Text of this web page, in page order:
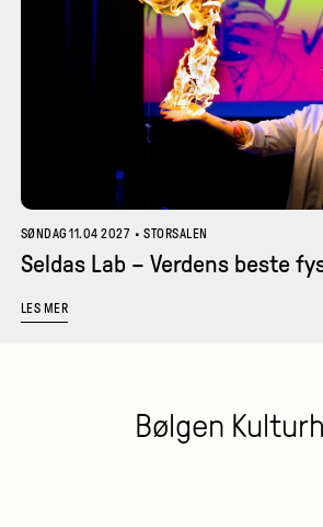
SØNDAG 11.04 2027 • STORSALEN
Seldas Lab – Verdens beste
LES MER
Bølgen